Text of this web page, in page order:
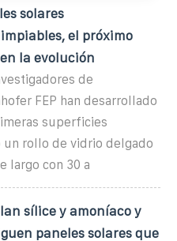
solares
el próximo
la evolución
de
FEP han desarrollado
superficies
rollo de vidrio delgado
largo con 30 a
sílice y amoníaco y
paneles solares que